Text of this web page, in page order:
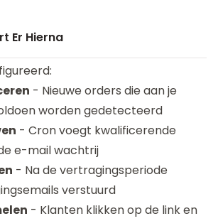
Er Hierna
- Nieuwe orders die aan je
worden gedetecteerd
- Cron voegt kwalificerende
e-mail wachtrij
- Na de vertragingsperiode
verstuurd
- Klanten klikken op de link en